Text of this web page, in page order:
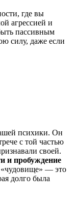
где вы
агрессией и
пассивным
силу, даже если
психики. Он
с той частью
своей.
и пробуждение
«чудовище» — это
долго была